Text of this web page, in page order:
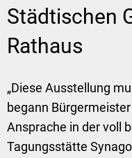
Städtischen
Rathaus
„Diese Ausstellung
begann
Ansprache in der voll
Tagungsstätte